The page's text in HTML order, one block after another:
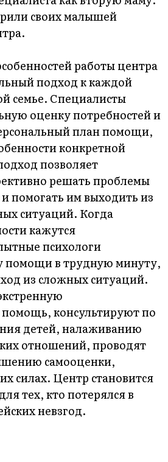
своих малышей
работы центра
подход к каждой
семье. Специалисты
оценку потребностей и
план помощи,
конкретной
позволяет
решать проблемы
помогать им выходить из
ситуаций. Когда
кажутся
психологи
помощи в трудную минуту,
из сложных ситуаций.
консультируют по
детей, налаживанию
отношений, проводят
самооценки,
силах. Центр становится
тех, кто потерялся в
невзгод.